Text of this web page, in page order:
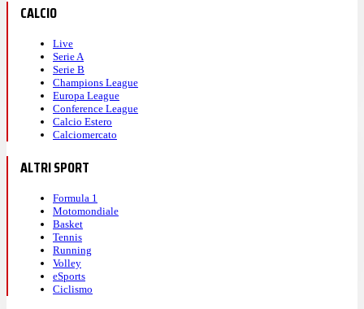
CALCIO
Live
Serie A
Serie B
Champions League
Europa League
Conference League
Calcio Estero
Calciomercato
ALTRI SPORT
Formula 1
Motomondiale
Basket
Tennis
Running
Volley
eSports
Ciclismo